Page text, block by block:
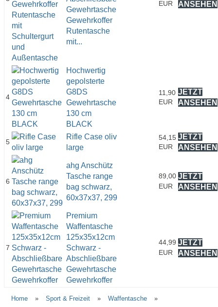
Gewehrtasche
Gewehrkoffer
Rutentasche
mit...
EUR
ANSEHEN
4
Hochwertig
gepolsterte
G8DS
Gewehrtasche
130 cm
BLACK
11,90
EUR
JETZT
ANSEHEN
5
Rifle Case oliv
large
54,15
EUR
JETZT
ANSEHEN
6
ahg Anschütz
Tasche range
bag schwarz,
60x37x37, 299
89,00
EUR
JETZT
ANSEHEN
7
Premium
Waffentasche
125x35x12cm
Schwarz -
Abschließbare
Gewehrtasche
Gewehrkoffer
44,99
EUR
JETZT
ANSEHEN
Home » Sport & Freizeit » Waffentasche »